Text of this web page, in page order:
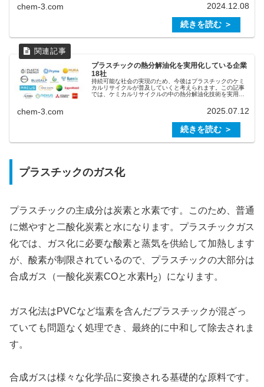
chem-3.com 2024.12.08
プラスチックの熱分解油化を実用化している企業
18社
持続可能な社会の実現のため、今後はプラスチックのケミ
カルリサイクルが普及していくと考えられます。この記事
では、ケミカルリサイクルの中の熱分解油化技術を実用化
chem-3.com 2025.07.12
プラスチックのガス化
プラスチックの主成分は炭素と水素です。このため、普通
に燃やすと二酸化炭素と水になります。プラスチックガス
化では、ガス化に必要な酸素と蒸気を供給して加熱します
が、酸素が制限されているので、プラスチックの大部分は
合成ガス（一酸化炭素COと水素H 2）になります。
ガス化法はPVCなど塩素を含んだプラスチックが混ざっ
ていても問題なく処理でき、最終的に中和して除去されま
す。
合成ガスは様々な化学品に変換される基礎的な原料です。